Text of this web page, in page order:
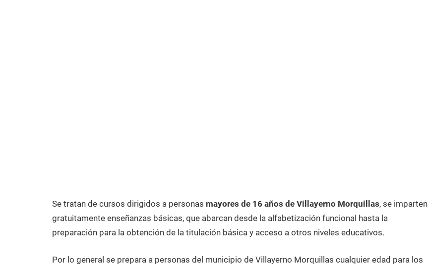
Se tratan de cursos dirigidos a personas mayores de 16 años de Villayerno Morquillas, se imparten
gratuitamente enseñanzas básicas, que abarcan desde la alfabetización funcional hasta la
preparación para la obtención de la titulación básica y acceso a otros niveles educativos.
Por lo general se prepara a personas del municipio de Villayerno Morquillas cualquier edad para los